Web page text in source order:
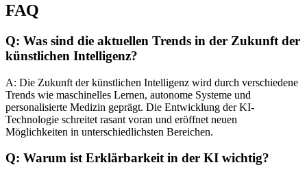
FAQ
Q: Was sind die aktuellen Trends in der Zukunft der
künstlichen Intelligenz?
A: Die Zukunft der künstlichen Intelligenz wird durch verschiedene
Trends wie maschinelles Lernen, autonome Systeme und
personalisierte Medizin geprägt. Die Entwicklung der KI-
Technologie schreitet rasant voran und eröffnet neuen
Möglichkeiten in unterschiedlichsten Bereichen.
Q: Warum ist Erklärbarkeit in der KI wichtig?